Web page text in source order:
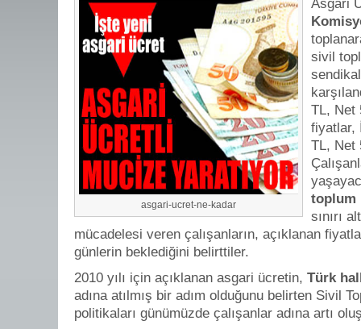
asgari-ucret-ne-kadar
Asgari
sivil
TL, Net
fiyatlar,
TL, Net
toplum
sınırı
mücadelesi veren çalışanların, açıklanan
günlerin beklediğini belirttiler.
2010 yılı için açıklanan asgari ücretin, Türk
adına atılmış bir adım olduğunu belirten Sivil
politikaları günümüzde çalışanlar adına artı